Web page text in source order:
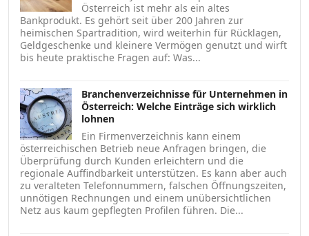
Österreich ist mehr als ein altes
Bankprodukt. Es gehört seit über 200 Jahren zur
heimischen Spartradition, wird weiterhin für Rücklagen,
Geldgeschenke und kleinere Vermögen genutzt und wirft
bis heute praktische Fragen auf: Was...
Branchenverzeichnisse für Unternehmen in
Österreich: Welche Einträge sich wirklich
lohnen
Ein Firmenverzeichnis kann einem
österreichischen Betrieb neue Anfragen bringen, die
Überprüfung durch Kunden erleichtern und die
regionale Auffindbarkeit unterstützen. Es kann aber auch
zu veralteten Telefonnummern, falschen Öffnungszeiten,
unnötigen Rechnungen und einem unübersichtlichen
Netz aus kaum gepflegten Profilen führen. Die...